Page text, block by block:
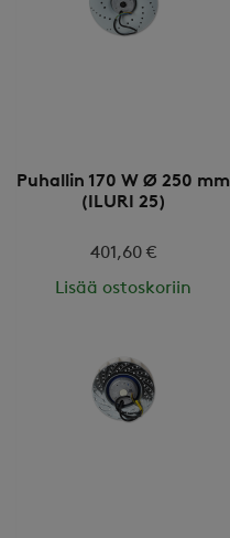
Puhallin 170 W Ø 250 mm
(ILURI 25)
401,60 €
Lisää ostoskoriin